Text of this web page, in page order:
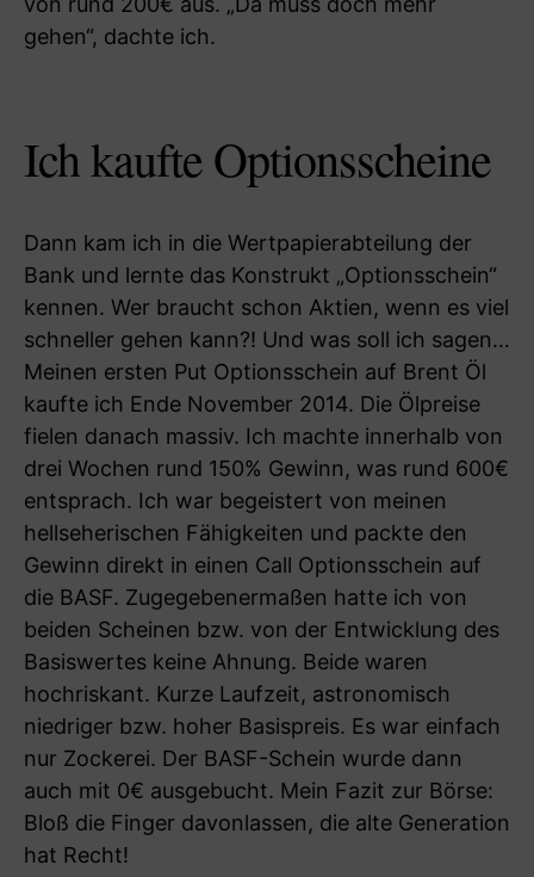
gehen“, dachte ich.
Ich kaufte Optionsscheine
Dann kam ich in die Wertpapierabteilung der
Bank und lernte das Konstrukt „Optionsschein“
kennen. Wer braucht schon Aktien, wenn es viel
schneller gehen kann?! Und was soll ich sagen…
Meinen ersten Put Optionsschein auf Brent Öl
kaufte ich Ende November 2014. Die Ölpreise
fielen danach massiv. Ich machte innerhalb von
drei Wochen rund 150% Gewinn, was rund 600€
entsprach. Ich war begeistert von meinen
hellseherischen Fähigkeiten und packte den
Gewinn direkt in einen Call Optionsschein auf
die BASF. Zugegebenermaßen hatte ich von
beiden Scheinen bzw. von der Entwicklung des
Basiswertes keine Ahnung. Beide waren
hochriskant. Kurze Laufzeit, astronomisch
niedriger bzw. hoher Basispreis. Es war einfach
nur Zockerei. Der BASF-Schein wurde dann
auch mit 0€ ausgebucht. Mein Fazit zur Börse:
Bloß die Finger davonlassen, die alte Generation
hat Recht!